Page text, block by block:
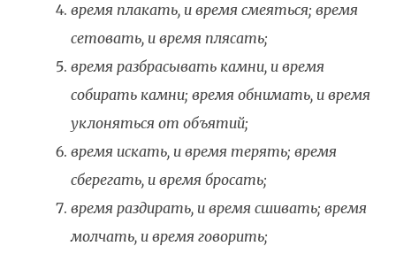
время плакать, и время смеяться; время
сетовать, и время плясать;
время разбрасывать камни, и время
собирать камни; время обнимать, и время
уклоняться от объятий;
время искать, и время терять; время
сберегать, и время бросать;
время раздирать, и время сшивать; время
молчать, и время говорить;